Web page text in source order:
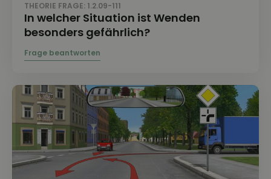
THEORIE FRAGE: 1.2.09-111
In welcher Situation ist Wenden
besonders gefährlich?